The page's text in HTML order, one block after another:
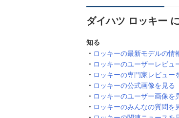
ダイハツ ロッキー
知る
ロッキーの最新モデルの情
ロッキーのユーザーレビュ
ロッキーの専門家レビュー
ロッキーの公式画像を見る
ロッキーのユーザー画像を
ロッキーのみんなの質問を